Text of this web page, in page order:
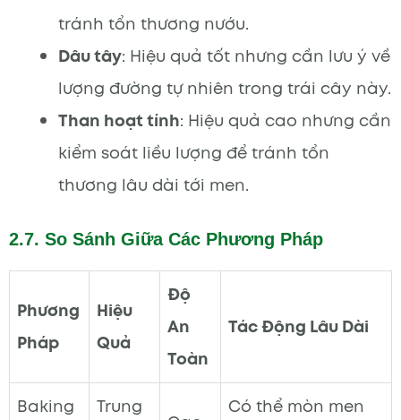
tránh tổn thương nướu.
Dâu tây: Hiệu quả tốt nhưng cần lưu ý về
lượng đường tự nhiên trong trái cây này.
Than hoạt tính: Hiệu quả cao nhưng cần
kiểm soát liều lượng để tránh tổn
thương lâu dài tới men.
2.7. So Sánh Giữa Các Phương Pháp
Phương
Pháp
Hiệu
Quả
Độ
An
Toàn
Tác Động Lâu Dài
Baking
Trung
Có thể mòn men